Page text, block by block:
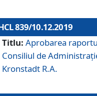
839/10.12.2019
Titlu: Aprobarea
Consiliul de
Kronstadt R.A.